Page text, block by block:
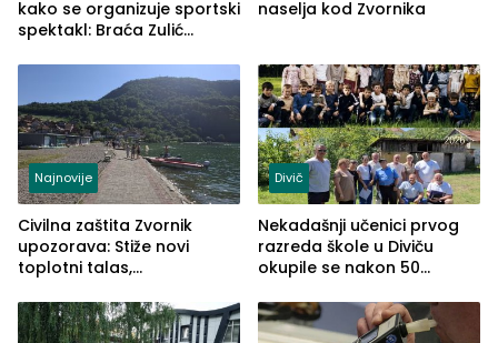
kako se organizuje sportski
spektakl: Braća Zulić
naselja kod Zvornika
Najnovije
Civilna zaštita Zvornik
upozorava: Stiže novi
toplotni talas,
Divič
Nekadašnji učenici prvog
razreda škole u Diviču
okupile se nakon 50
Pašić im održao čas
(FOTO)